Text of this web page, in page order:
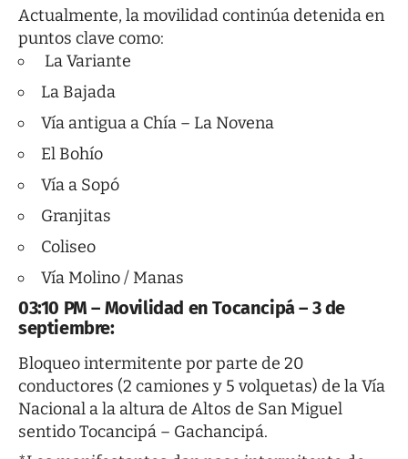
Actualmente, la movilidad continúa detenida en
puntos clave como:
La Variante
La Bajada
Vía antigua a Chía – La Novena
El Bohío
Vía a Sopó
Granjitas
Coliseo
Vía Molino / Manas
03:10 PM – Movilidad en Tocancipá – 3 de
septiembre:
Bloqueo intermitente por parte de 20
conductores (2 camiones y 5 volquetas) de la Vía
Nacional a la altura de Altos de San Miguel
sentido Tocancipá – Gachancipá.